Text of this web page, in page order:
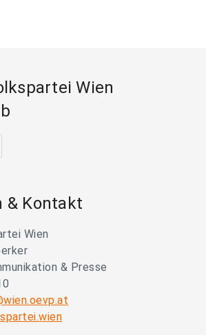
Wien
& Kontakt
Wien
& Presse